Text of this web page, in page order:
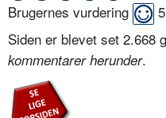
Brugernes vurdering
Siden er blevet set 2.668
kommentarer herunder.